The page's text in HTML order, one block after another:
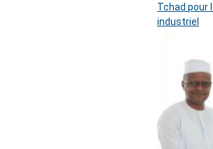
Tchad pour
industriel